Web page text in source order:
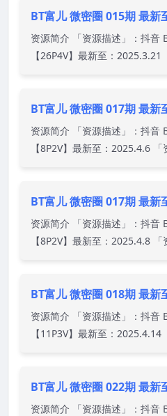
BT富儿 微密圈 015期 最新
资源简介 「资源描述」：抖音
【26P4V】最新至：2025.3.21
BT富儿 微密圈 017期 最新
资源简介 「资源描述」：抖音
【8P2V】最新至：2025.4.6
BT富儿 微密圈 017期 最新
资源简介 「资源描述」：抖音
【8P2V】最新至：2025.4.8
BT富儿 微密圈 018期 最新
资源简介 「资源描述」：抖音
【11P3V】最新至：2025.4.14
BT富儿 微密圈 022期 最新
资源简介 「资源描述」：抖音